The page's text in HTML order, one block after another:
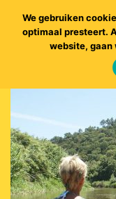
We gebruiken
optimaal presteert.
website, gaan